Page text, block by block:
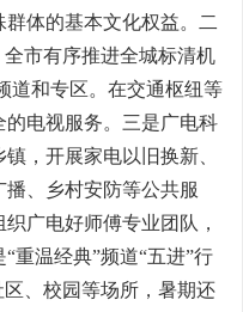
体的基本文化权益。二
市有序推进全城标清机
道和专区。在交通枢纽等
电视服务。三是广电科
，开展家电以旧换新、
、乡村安防等公共服
广电好师傅专业团队，
重温经典”频道“五进”行
、校园等场所，暑期还